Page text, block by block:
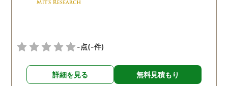
ラに写っていたのは近隣
民の方で、あいさつ程度
-点(-件)
詳細を見る 無料見積もり